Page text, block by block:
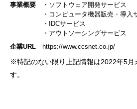
事業概要
・ソフトウェア開発サービス
・コンピュータ機器販売・導入
・IDCサービス
・アウトソーシングサービス
企業URL
https://www.ccsnet.co.jp/
※特記のない限り上記情報は2022年5月
す。